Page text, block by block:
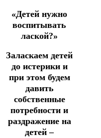
«Детей нужно
воспитывать
лаской?»
Заласкаем детей
до истерики и
при этом будем
давить
собственные
потребности и
раздражение на
детей –